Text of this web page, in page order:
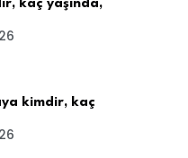
kaç yaşında,
kimdir, kaç